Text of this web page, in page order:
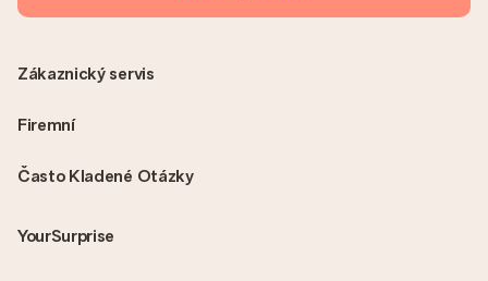
Často Kladené Otázky
YourSurprise
Zákaznický servis
Firemní